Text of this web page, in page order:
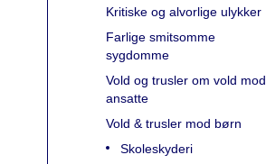
Kritiske og alvorlige ulykker
Farlige smitsomme
sygdomme
Vold og trusler om vold mod
ansatte
Vold & trusler mod børn
Skoleskyderi